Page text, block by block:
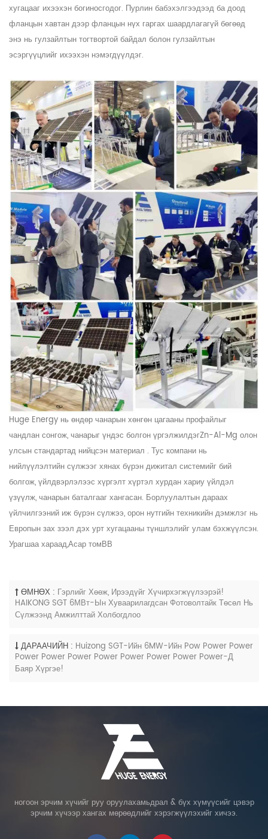
хугацааг ихээхэн богиносгодог. Пурлин бабэхэлгээдээд ба доод
фланцын хавтан дээр фланцын нүх гаргах шаардлагагүй бөгөөд
энэ нь гулзайлтын тогтвортой байдал болон гулзайлтын
эсэргүүцлийг ихээхэн нэмэгдүүлдэг.
Huge Energy нь өндөр чанарын хөнгөн цагааны профайлыг
чандлан сонгож, чанарыг үндэс болгон үргэлжилдэгZn-Al-Mg олон
улсын стандартад нийцсэн материал . Тус компани нь
нийлүүлэлтийн сүлжээг хянах бүрэн дижитал системийг бий
болгож, үйлдвэрлэлээс хүргэлт хүртэл хурдан хариу үйлдэл
үзүүлж, чанарын баталгааг хангасан. Борлуулалтын дараах
үйлчилгээний иж бүрэн сүлжээ, орон нутгийн техникийн дэмжлэг нь
Европын зах зээл дэх урт хугацааны түншлэлийг улам бэхжүүлсэн.
Урагшаа хараад,Асар томВВ
ӨМНӨХ : Гэрлийг Хөөж, Ирээдүйг Хүчирхэгжүүлээрэй!
HAIKONG SGT 6МВт-Ын Хуваарилагдсан Фотоволтайк Төсөл Нь
Сүлжээнд Амжилттай Холбогдлоо
ДАРААЧИЙН : Huizong SGT-Ийн 6MW-Ийн Pow Power Power
Power Power Power Power Power Power Power Power-Д
Баяр Хүргэе!
ногоон эрчим хүчийг руу оруулахамьдрал & бүх хүмүүсийг цэвэр
эрчим хүчээр хангах мөрөөдлийг хэрэгжүүлэхийг хичээ.